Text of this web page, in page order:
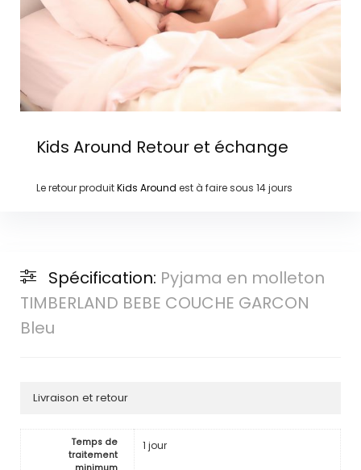
Kids Around Retour et échange
Le retour produitKids Around est à faire sous 14 jours
Spécification: Pyjama en molleton
TIMBERLAND BEBE COUCHE GARCON
Bleu
Livraison et retour
Temps de
traitement
1 jour